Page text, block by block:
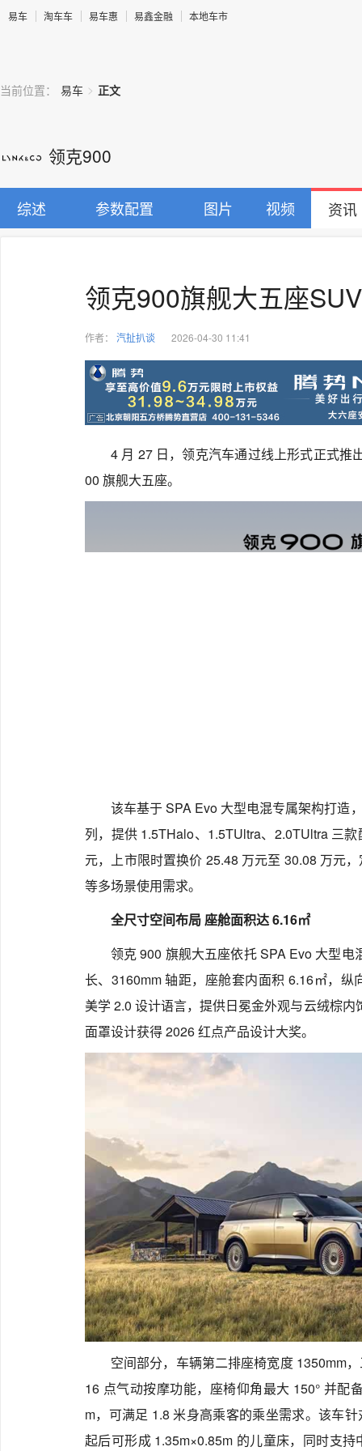
易车 淘车车 易车惠 易鑫金融 本地车市
当前位置： 易车 > 正文
领克900
综述 参数配置 图片 视频 资讯
领克900旗舰大五座
作者： 汽扯扒谈 2026-04-30 11:41
4 月 27 日，领克汽车通过线上形式正式
00 旗舰大五座。
该车基于 SPA Evo 大型电混专属架构打造
列，提供 1.5THalo、1.5TUltra、2.0TUltra 三
元，上市限时置换价 25.48 万元至 30.08 万元
等多场景使用需求。
全尺寸空间布局 座舱面积达 6.16㎡
领克 900 旗舰大五座依托 SPA Evo 大型
长、3160mm 轴距，座舱套内面积 6.16㎡，
美学 2.0 设计语言，提供日冕金外观与云绒棕
面罩设计获得 2026 红点产品设计大奖。
空间部分，车辆第二排座椅宽度 1350mm
16 点气动按摩功能，座椅仰角最大 150° 并配
m，可满足 1.8 米身高乘客的乘坐需求。该车
起后可形成 1.35m×0.85m 的儿童床，同时支